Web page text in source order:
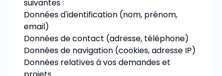
suivantes :
Données d'identification (nom, prénom,
email)
Données de contact (adresse, téléphone)
Données de navigation (cookies, adresse IP)
Données relatives à vos demandes et